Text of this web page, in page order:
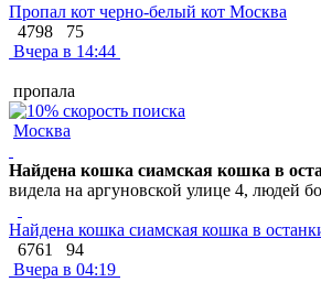
Пропал кот черно-белый кот Москва
4798
75
Вчера в 14:44
пропала
Москва
Найдена кошка сиамская кошка в
видела на аргуновской улице 4, людей
Найдена кошка сиамская кошка в
6761
94
Вчера в 04:19